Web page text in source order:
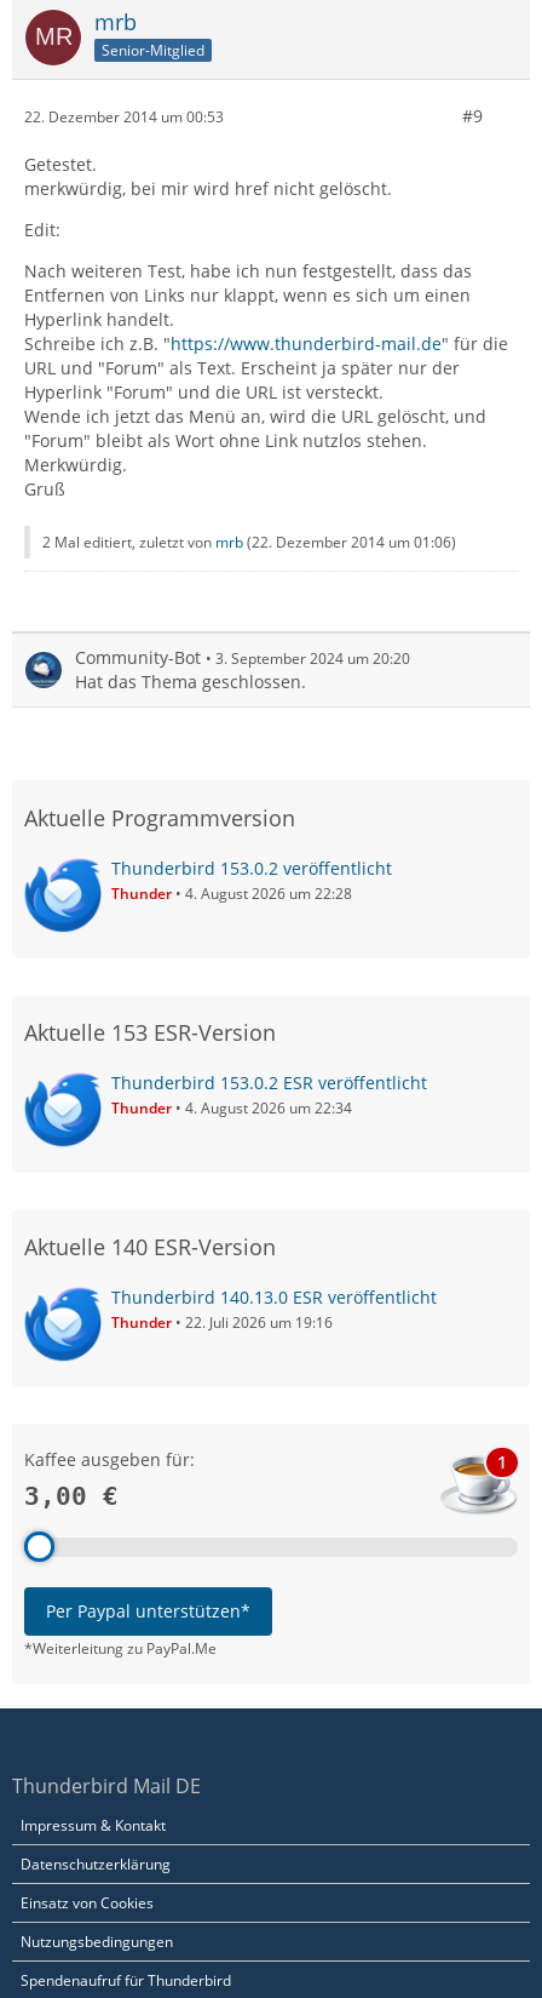
mrb
Senior-Mitglied
22. Dezember 2014 um 00:53 #9
Getestet.
merkwürdig, bei mir wird href nicht gelöscht.
Edit:
Nach weiteren Test, habe ich nun festgestellt, dass das
Entfernen von Links nur klappt, wenn es sich um einen
Hyperlink handelt.
Schreibe ich z.B. "https://www.thunderbird-mail.de" für die
URL und "Forum" als Text. Erscheint ja später nur der
Hyperlink "Forum" und die URL ist versteckt.
Wende ich jetzt das Menü an, wird die URL gelöscht, und
"Forum" bleibt als Wort ohne Link nutzlos stehen.
Merkwürdig.
Gruß
2 Mal editiert, zuletzt von mrb(22. Dezember 2014 um 01:06)
Community-Bot 3. September 2024 um 20:20
Hat das Thema geschlossen.
Aktuelle Programmversion
Thunderbird 153.0.2 veröffentlicht
Thunder 4. August 2026 um 22:28
Aktuelle 153 ESR-Version
Thunderbird 153.0.2 ESR veröffentlicht
Thunder 4. August 2026 um 22:34
Aktuelle 140 ESR-Version
Thunderbird 140.13.0 ESR veröffentlicht
Thunder 22. Juli 2026 um 19:16
Kaffee ausgeben für:
3,00 €
1
Per Paypal unterstützen*
*Weiterleitung zu PayPal.Me
Thunderbird Mail DE
Impressum & Kontakt
Datenschutzerklärung
Einsatz von Cookies
Nutzungsbedingungen
Spendenaufruf für Thunderbird